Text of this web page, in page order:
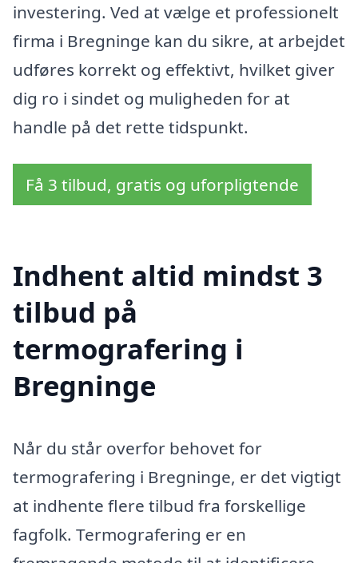
investering. Ved at vælge et professionelt
firma i Bregninge kan du sikre, at arbejdet
udføres korrekt og effektivt, hvilket giver
dig ro i sindet og muligheden for at
handle på det rette tidspunkt.
Få 3 tilbud, gratis og uforpligtende
Indhent altid mindst 3
tilbud på
termografering i
Bregninge
Når du står overfor behovet for
termografering i Bregninge, er det vigtigt
at indhente flere tilbud fra forskellige
fagfolk. Termografering er en